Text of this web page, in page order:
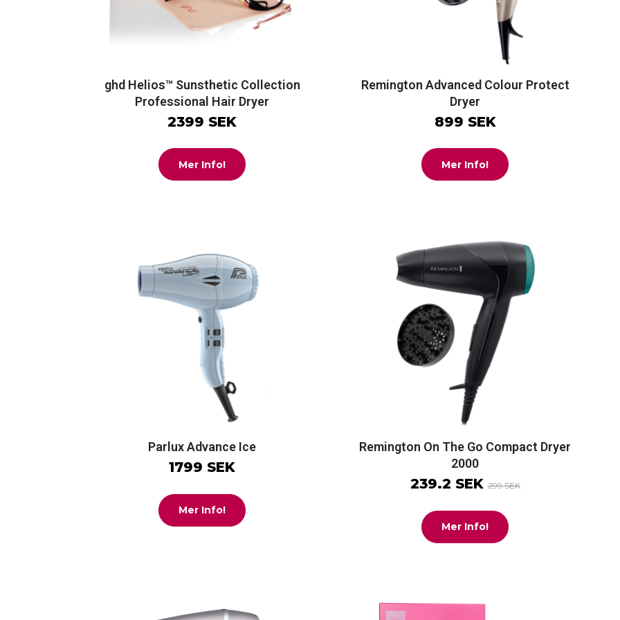
ghd Helios™ Sunsthetic Collection
Professional Hair Dryer
2399 SEK
Mer Info!
Remington Advanced Colour Protect
Dryer
899 SEK
Mer Info!
Parlux Advance Ice
1799 SEK
Mer Info!
Remington On The Go Compact Dryer
2000
239.2 SEK299 SEK
Mer Info!